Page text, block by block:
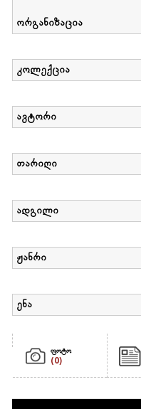
ორგანიზაცია
კოლექცია
ავტორი
თარიღი
ადგილი
ჟანრი
ენა
ფოტო
(0)